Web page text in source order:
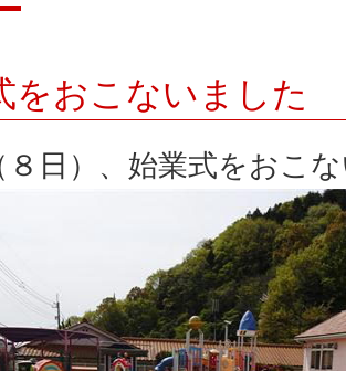
をおこないました
日）、始業式をおこ